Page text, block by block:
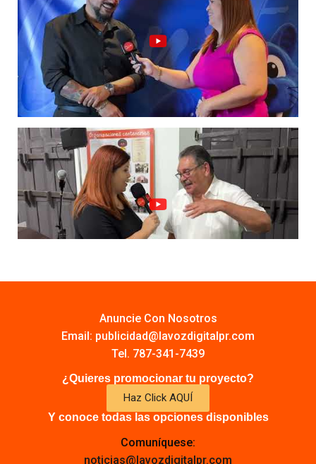
Anuncie Con Nosotros
Email: publicidad@lavozdigitalpr.com
Tel. 787-341-7439
¿Quieres promocionar tu proyecto?
Haz Click AQUÍ
Y conoce todas las opciones disponibles
Comuníquese:
noticias@lavozdigitalpr.com